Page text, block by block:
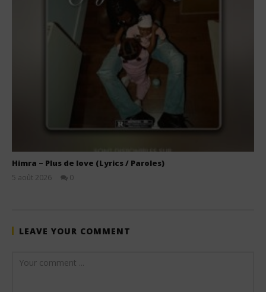
Himra – Plus de love (Lyrics / Paroles)
5 août 2026
0
LEAVE YOUR COMMENT